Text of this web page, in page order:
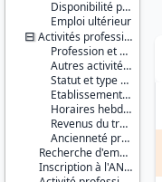
Disponibilité pour travailler
Emploi ultérieur
Activités professionnelles
Profession et employeur principaux
Autres activités professionnelles
Statut et type de contrat
Etablissement employeur
Horaires hebdomadaires
Revenus du travail
Ancienneté professionnelle
Recherche d'emploi
Inscription à l'ANPE
Identifiants :
lil-0031
doi:10.13144/lil-
0031
Thème :
Travail et
emploi
Série :